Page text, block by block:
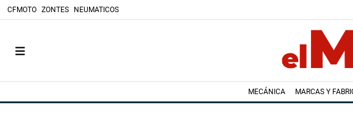
CFMOTO ZONTES NEUMATICOS
MECÁNICA MARCAS Y